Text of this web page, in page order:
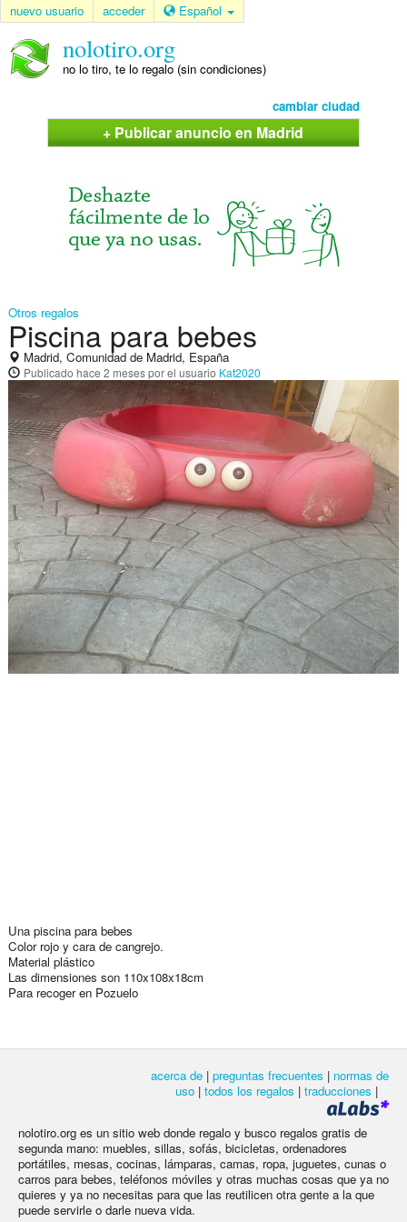
nuevo usuario acceder Español
nolotiro.org
no lo tiro, te lo regalo (sin condiciones)
cambiar ciudad
+ Publicar anuncio en Madrid
Otros regalos
Piscina para bebes
Madrid, Comunidad de Madrid, España
Publicado hace 2 mesespor el usuario Kat2020
Una piscina para bebes
Color rojo y cara de cangrejo.
Material plástico
Las dimensiones son 110x108x18cm
Para recoger en Pozuelo
acerca de | preguntas frecuentes | normas de
uso | todos los regalos | traducciones |
nolotiro.org es un sitio web donde regalo y busco regalos gratis de
segunda mano: muebles, sillas, sofás, bicicletas, ordenadores
portátiles, mesas, cocinas, lámparas, camas, ropa, juguetes, cunas o
carros para bebes, teléfonos móviles y otras muchas cosas que ya no
quieres y ya no necesitas para que las reutilicen otra gente a la que
puede servirle o darle nueva vida.